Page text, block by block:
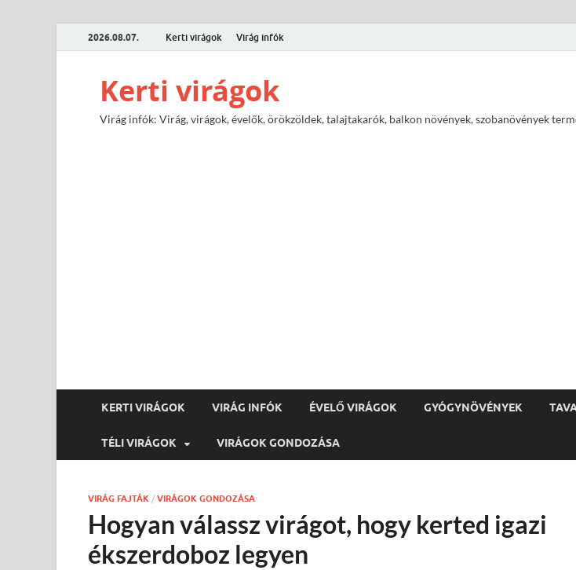
2026.08.07. Kerti virágok Virág infók
Kerti virágok
Virág infók: Virág, virágok, évelők, örökzöldek, talajtakarók, balkon növények, szobanövények
KERTI VIRÁGOK VIRÁG INFÓK ÉVELŐ VIRÁGOK GYÓGYNÖVÉNYEK
TÉLI VIRÁGOK VIRÁGOK GONDOZÁSA
VIRÁG FAJTÁK / VIRÁGOK GONDOZÁSA
Hogyan válassz virágot, hogy kerted igazi
ékszerdoboz legyen